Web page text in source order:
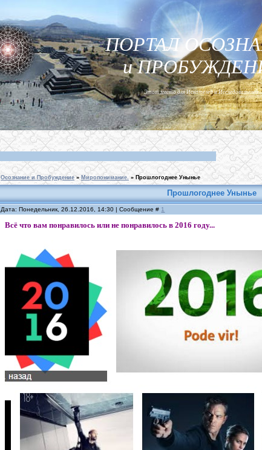
ПОРТАЛ
и
Этот место для Искателей и Исследователей...
Осознание и Пробуждение » Миропонимание. » Прошлогоднее Унынье
Прошлогоднее Унынье
Дата: Понедельник, 26.12.2016, 14:30 | Сообщение # 1
Всё что вам понравилось или не понравилось в 2016 году...